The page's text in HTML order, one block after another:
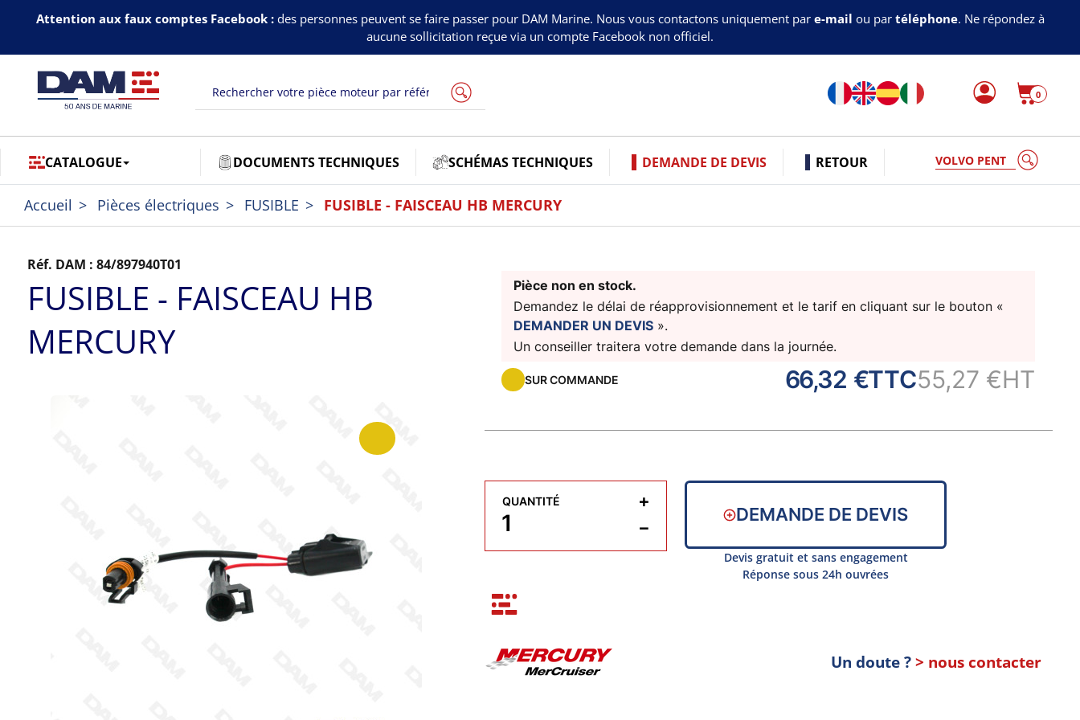
Attention aux faux comptes Facebook :des personnes peuvent se faire passer pour DAM Marine. Nous vous contactons uniquement par e-mail ou par téléphone. Ne répondez à
aucune sollicitation reçue via un compte Facebook non officiel.
0
CATALOGUE DOCUMENTS TECHNIQUES SCHÉMAS TECHNIQUES DEMANDE DE DEVIS RETOUR V
Accueil Pièces électriques FUSIBLE FUSIBLE - FAISCEAU HB MERCURY
Réf. DAM :84/897940T01
FUSIBLE - FAISCEAU HB
MERCURY
Pièce non en stock.
Demandez le délai de réapprovisionnement et le tarif en cliquant sur le bouton «
DEMANDER UN DEVIS».
Un conseiller traitera votre demande dans la journée.
SUR COMMANDE 66,32 €TTC55,27 €HT
QUANTITÉ
−
+
DEMANDE DE DEVIS
Devis gratuit et sans engagement
Réponse sous 24h ouvrées
Un doute ?> nous contacter